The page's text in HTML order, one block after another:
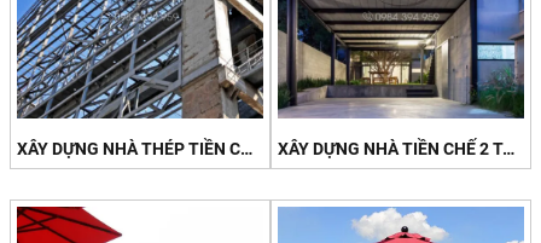
XÂY DỰNG NHÀ THÉP TIỀN CHẾ 70M2 TẠI BÀ RỊA XÂY DỰNG NHÀ TIỀN CHẾ 2 TẦNG